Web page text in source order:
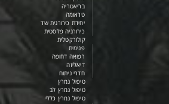
בריאטריה
טראומה
יחידת כירורגית שד
כירורגיה פלסטית
קולורקטלית
פנימית
רפואה דחופה
דיאליזה
חדרי ניתוח
טיפול נמרץ
טיפול נמרץ לב
טיפול נמרץ כללי